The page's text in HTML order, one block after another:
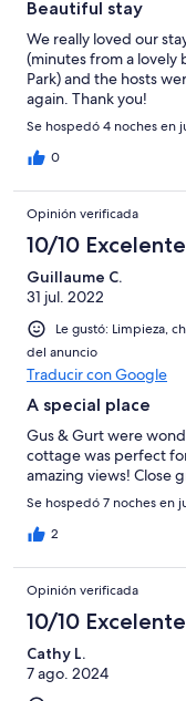
Beautiful stay
We really loved our
(minutes from a lovely
Park) and the hosts
again. Thank you!
Se hospedó 4 noches en
0
Opinión verificada
10/10 Excelente
Guillaume C.
31 jul. 2022
Le gustó: Limpieza,
del anuncio
Traducir con Google
A special place
Gus & Gurt were
cottage was perfect
amazing views! Close
Se hospedó 7 noches en
2
Opinión verificada
10/10 Excelente
Cathy L.
7 ago. 2024